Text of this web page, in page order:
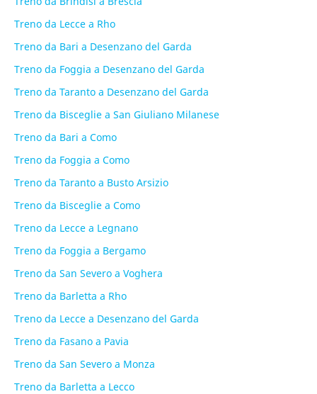
Treno da Lecce a Rho
Treno da Bari a Desenzano del Garda
Treno da Foggia a Desenzano del Garda
Treno da Taranto a Desenzano del Garda
Treno da Bisceglie a San Giuliano Milanese
Treno da Bari a Como
Treno da Foggia a Como
Treno da Taranto a Busto Arsizio
Treno da Bisceglie a Como
Treno da Lecce a Legnano
Treno da Foggia a Bergamo
Treno da San Severo a Voghera
Treno da Barletta a Rho
Treno da Lecce a Desenzano del Garda
Treno da Fasano a Pavia
Treno da San Severo a Monza
Treno da Barletta a Lecco